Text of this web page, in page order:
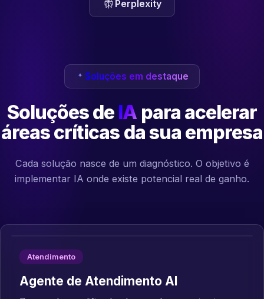
Perplexity
Soluções em destaque
Soluções de IA para acelerar
áreas críticas da sua empresa
Cada solução nasce de um diagnóstico. O objetivo é
implementar IA onde existe potencial real de ganho.
Atendimento
Agente de Atendimento AI